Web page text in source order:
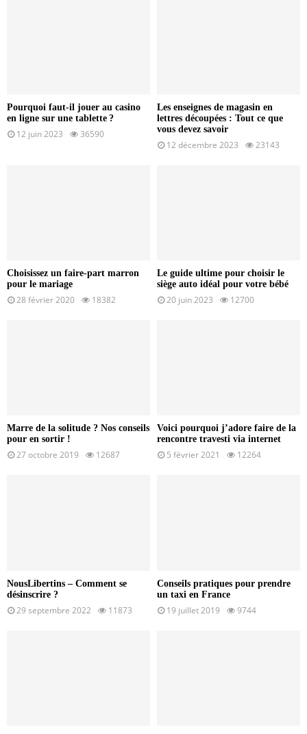
Pourquoi faut-il jouer au casino
en ligne sur une tablette ?
12 juin 2023 36590
Les enseignes de magasin en
lettres découpées : Tout ce que
vous devez savoir
12 décembre 2023 23143
Choisissez un faire-part marron
pour le mariage
28 février 2020 18382
Le guide ultime pour choisir le
siège auto idéal pour votre bébé
20 juin 2023 12700
Marre de la solitude ? Nos conseils
pour en sortir !
27 octobre 2019 12687
Voici pourquoi j’adore faire de la
rencontre travesti via internet
5 février 2021 12264
NousLibertins – Comment se
désinscrire ?
29 septembre 2022 11873
Conseils pratiques pour prendre
un taxi en France
19 juillet 2019 9744